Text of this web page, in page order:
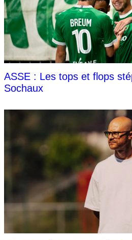
ASSE : Les tops et flops
Sochaux